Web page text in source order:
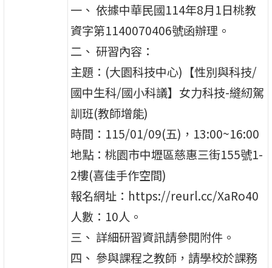
一、 依據中華民國114年8月1日桃教
資字第1140070406號函辦理。
二、 研習內容：
主題：(大園科技中心)【性別與科技/
國中生科/國小科議】女力科技-縫紉駕
訓班(教師增能)
時間：115/01/09(五)，13:00~16:00
地點：桃園市中壢區慈惠三街155號1-
2樓(喜佳手作空間)
報名網址：https://reurl.cc/XaRo40
人數：10人。
三、 詳細研習資訊請參閱附件。
四、 參與課程之教師，請學校於課務